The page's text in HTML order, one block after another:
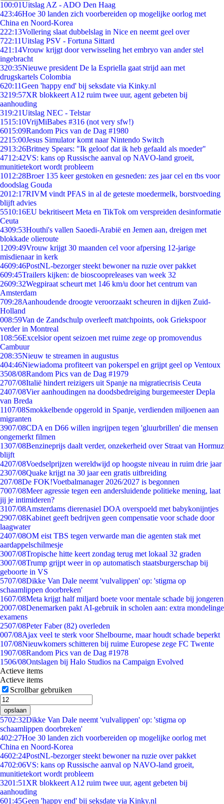
100:01Uitslag AZ - ADO Den Haag
423:46Hoe 30 landen zich voorbereiden op mogelijke oorlog met
China en Noord-Korea
222:13Vollering slaat dubbelslag in Nice en neemt geel over
722:11Uitslag PSV - Fortuna Sittard
421:14Vrouw krijgt door verwisseling het embryo van ander stel
ingebracht
320:35Nieuwe president De la Espriella gaat strijd aan met
drugskartels Colombia
620:11Geen 'happy end' bij seksdate via Kinky.nl
3219:57XR blokkeert A12 ruim twee uur, agent gebeten bij
aanhouding
319:21Uitslag NEC - Telstar
1515:10VrijMiBabes #316 (not very sfw!)
6015:09Random Pics van de Dag #1980
2215:00Jesus Simulator komt naar Nintendo Switch
2913:26Britney Spears: "Ik geloof dat ik heb gefaald als moeder"
4712:42VS: kans op Russische aanval op NAVO-land groeit,
munitietekort wordt probleem
1012:28Broer 135 keer gestoken en gesneden: zes jaar cel en tbs voor
doodslag Gouda
2012:17RIVM vindt PFAS in al de geteste moedermelk, borstvoeding
blijft advies
5510:16EU bekritiseert Meta en TikTok om verspreiden desinformatie
Ceuta
4309:53Houthi's vallen Saoedi-Arabië en Jemen aan, dreigen met
blokkade olieroute
1209:49Vrouw krijgt 30 maanden cel voor afpersing 12-jarige
misdienaar in kerk
4609:46PostNL-bezorger steekt bewoner na ruzie over pakket
609:45Trailers kijken: de bioscoopreleases van week 32
2609:32Wegpiraat scheurt met 146 km/u door het centrum van
Amsterdam
709:28Aanhoudende droogte veroorzaakt scheuren in dijken Zuid-
Holland
008:59Van de Zandschulp overleeft matchpoints, ook Griekspoor
verder in Montreal
108:56Excelsior opent seizoen met ruime zege op promovendus
Cambuur
208:35Nieuw te streamen in augustus
404:46Niewiadoma profiteert van pokerspel en grijpt geel op Ventoux
3508/08Random Pics van de Dag #1979
2707/08Italië hindert reizigers uit Spanje na migratiecrisis Ceuta
2407/08Vier aanhoudingen na doodsbedreiging burgemeester Depla
van Breda
1107/08Smokkelbende opgerold in Spanje, verdienden miljoenen aan
migranten
3907/08CDA en D66 willen ingrijpen tegen 'gluurbrillen' die mensen
ongemerkt filmen
1307/08Benzineprijs daalt verder, onzekerheid over Straat van Hormuz
blijft
4207/08Voedselprijzen wereldwijd op hoogste niveau in ruim drie jaar
2307/08Quake krijgt na 30 jaar een gratis uitbreiding
207/08De FOK!Voetbalmanager 2026/2027 is begonnen
7007/08Meer agressie tegen een andersluidende politieke mening, laat
jij je intimideren?
3107/08Amsterdams dierenasiel DOA overspoeld met babykonijntjes
2907/08Kabinet geeft bedrijven geen compensatie voor schade door
laagwater
2407/08OM eist TBS tegen verwarde man die agenten stak met
aardappelschilmesje
3007/08Tropische hitte keert zondag terug met lokaal 32 graden
3007/08Trump grijpt weer in op automatisch staatsburgerschap bij
geboorte in VS
5707/08Dikke Van Dale neemt 'vulvalippen' op: 'stigma op
schaamlippen doorbreken'
1607/08Meta krijgt half miljard boete voor mentale schade bij jongeren
2007/08Denemarken pakt AI-gebruik in scholen aan: extra mondelinge
examens
2507/08Peter Faber (82) overleden
007/08Ajax veel te sterk voor Shelbourne, maar houdt schade beperkt
107/08Nieuwkomers schitteren bij ruime Europese zege FC Twente
1907/08Random Pics van de Dag #1978
1506/08Ontslagen bij Halo Studios na Campaign Evolved
Actieve items
Actieve items
Scrollbar gebruiken
opslaan
5702:32Dikke Van Dale neemt 'vulvalippen' op: 'stigma op
schaamlippen doorbreken'
402:27Hoe 30 landen zich voorbereiden op mogelijke oorlog met
China en Noord-Korea
4602:24PostNL-bezorger steekt bewoner na ruzie over pakket
4702:06VS: kans op Russische aanval op NAVO-land groeit,
munitietekort wordt probleem
3201:51 XR blokkeert A12 ruim twee uur, agent gebeten bij
aanhouding
601:45Geen 'happy end' bij seksdate via Kinky.nl